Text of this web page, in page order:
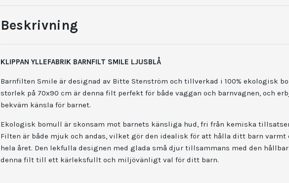
Beskrivning
KLIPPAN YLLEFABRIK BARNFILT SMILE LJUSBLÅ
Barnfilten Smile är designad av Bitte Stenström och tillverkad i 100% ekologisk
storlek på 70x90 cm är denna filt perfekt för både vaggan och barnvagnen, och
bekväm känsla för barnet.
Ekologisk bomull är skonsam mot barnets känsliga hud, fri från kemiska
Filten är både mjuk och andas, vilket gör den idealisk för att hålla ditt barn varmt
hela året. Den lekfulla designen med glada små djur tillsammans med den
denna filt till ett kärleksfullt och miljövänligt val för ditt barn.